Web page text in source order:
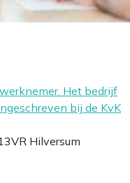
Het bedrijf
bij de KvK
Hilversum